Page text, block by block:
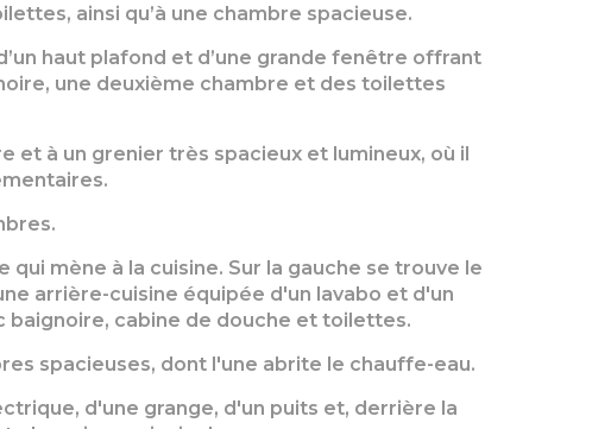
ainsi qu’à une chambre spacieuse.
haut plafond et d’une grande fenêtre offrant
une deuxième chambre et des toilettes
et à un grenier très spacieux et lumineux, où il
mène à la cuisine. Sur la gauche se trouve le
arrière-cuisine équipée d'un lavabo et d'un
baignoire, cabine de douche et toilettes.
spacieuses, dont l'une abrite le chauffe-eau.
d'une grange, d'un puits et, derrière la